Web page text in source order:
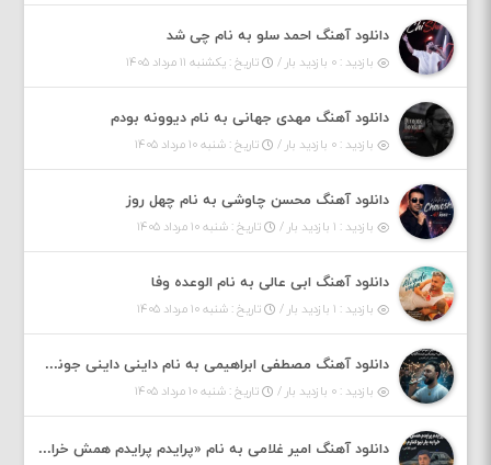
دانلود آهنگ احمد سلو به نام چی شد
بازدید : ۰ بازدید بار / تاریخ : یکشنبه ۱۱ مرداد ۱۴۰۵
دانلود آهنگ مهدی جهانی به نام دیوونه بودم
بازدید : ۰ بازدید بار / تاریخ : شنبه ۱۰ مرداد ۱۴۰۵
دانلود آهنگ محسن چاوشی به نام چهل روز
بازدید : ۱ بازدید بار / تاریخ : شنبه ۱۰ مرداد ۱۴۰۵
دانلود آهنگ ابی عالی به نام الوعده وفا
بازدید : ۱ بازدید بار / تاریخ : شنبه ۱۰ مرداد ۱۴۰۵
دانلود آهنگ مصطفی ابراهیمی به نام داینی داینی جونم قربون پنج تیر پرونم
بازدید : ۰ بازدید بار / تاریخ : شنبه ۱۰ مرداد ۱۴۰۵
دانلود آهنگ امیر غلامی به نام «پرایدم پرایدم همش خرابه یار نیو کنارم دیگه پولی نداروم (ریمیکس اینستاگرام)»